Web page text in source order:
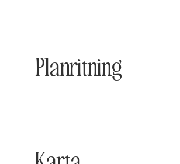
Planritning